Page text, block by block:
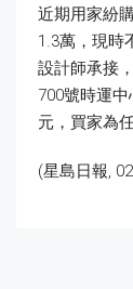
近期用家紛
1.3萬，現時
設計師承接
700號時運
元，買家為
(星島日報,